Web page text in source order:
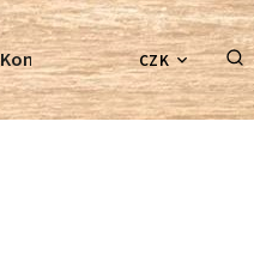
CZK
Kontroly bezkostrových